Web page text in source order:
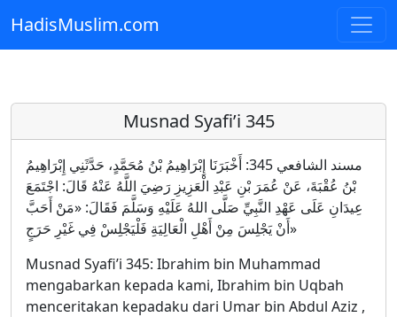
Skip to main content
HadisMuslim.com
Musnad Syafi’i 345
مسند الشافعي 345: أَخْبَرَنَا إِبْرَاهِيمُ بْنُ مُحَمَّدٍ، حَدَّثَنِي إِبْرَاهِيمُ
بْنُ عُقْبَةَ، عَنْ عُمَرَ بْنِ عَبْدِ الْعَزِيزِ رَضِيَ اللَّهُ عَنْهُ قَالَ: اجْتَمَعَ
عِيدَانِ عَلَى عَهْدِ النَّبِيِّ صَلَّى اللهُ عَلَيْهِ وَسَلَّمَ فَقَالَ: «مَنْ أَحَبَّ
أَنْ يَجْلِسَ مِنْ أَهْلِ الْعَالِيَةِ فَلْيَجْلِسْ فِي غَيْرِ حَرَجٍ»
Musnad Syafi’i 345: Ibrahim bin Muhammad
mengabarkan kepada kami, Ibrahim bin Uqbah
menceritakan kepadaku dari Umar bin Abdul Aziz ,